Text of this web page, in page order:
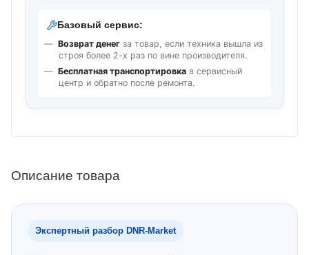
Базовый сервис:
Возврат денег за товар, если техника вышла из
строя более 2-х раз по вине производителя.
Бесплатная транспортировка в сервисный
центр и обратно после ремонта.
Описание товара
Экспертный разбор DNR‑Market